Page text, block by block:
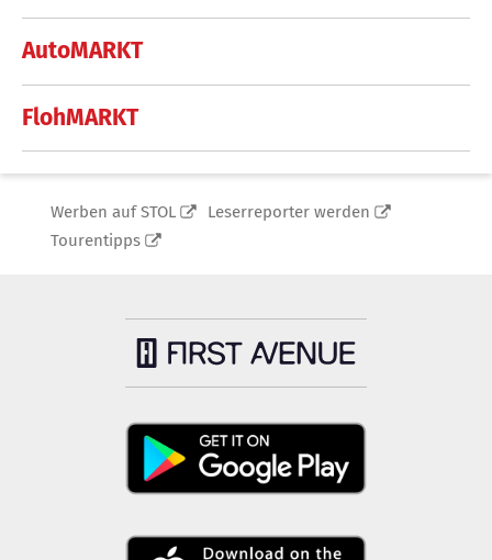
AutoMARKT
FlohMARKT
Werben auf STOL
Leserreporter werden
Tourentipps